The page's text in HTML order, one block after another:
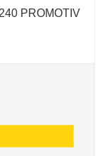
PROMOTIV